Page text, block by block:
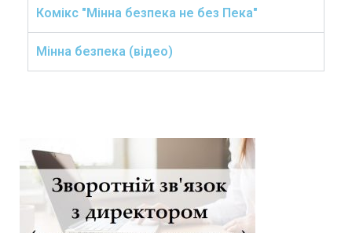
Комікс "Мінна безпека не без Пека"
Мінна безпека (відео)